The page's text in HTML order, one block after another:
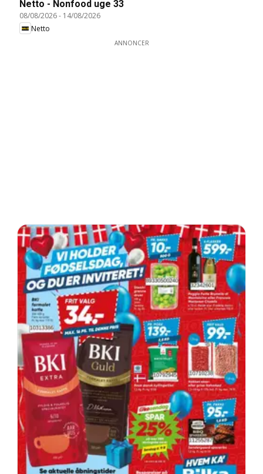
Netto - Nonfood uge 33
08/08/2026- 14/08/2026
Netto
ANNONCER